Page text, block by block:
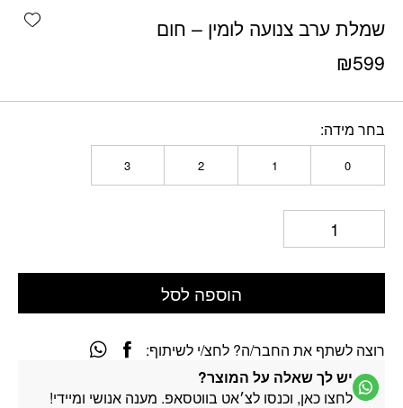
שמלת ערב צנועה לומין – חום
₪599
בחר מידה
0
1
2
3
הוספה לסל
רוצה לשתף את החבר/ה? לחצ/י לשיתוף:
יש לך שאלה על המוצר?
לחצו כאן, וכנסו לצ׳אט בווטסאפ. מענה אנושי ומיידי!